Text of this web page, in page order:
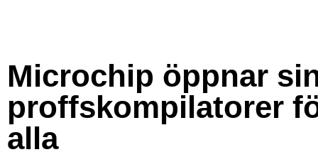
Microchip öppnar
proffskompilatorer
alla